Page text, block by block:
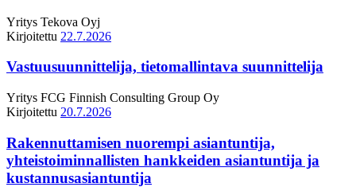
Yritys Tekova Oyj
Kirjoitettu 22.7.2026
Vastuusuunnittelija, tietomallintava suunnittelija
Yritys FCG Finnish Consulting Group Oy
Kirjoitettu 20.7.2026
Rakennuttamisen nuorempi asiantuntija,
yhteistoiminnallisten hankkeiden asiantuntija ja
kustannusasiantuntija